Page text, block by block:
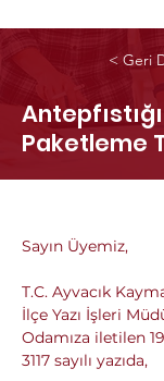
< Geri
Paketleme
Sayın Üyemiz,
T.C. Ayvacık
İlçe Yazı İşleri
Odamıza iletilen
3117 sayılı yazıda,